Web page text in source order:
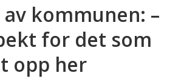
kommunen: –
for det som
opp her